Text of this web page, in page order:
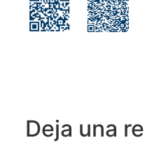
Deja una